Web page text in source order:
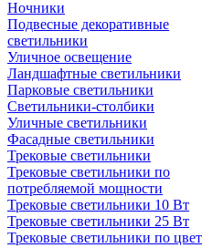
Ночники
Подвесные декоративные
светильники
Уличное освещение
Ландшафтные светильники
Парковые светильники
Светильники-столбики
Уличные светильники
Фасадные светильники
Трековые светильники
Трековые светильники по
потребляемой мощности
Трековые светильники 10 Вт
Трековые светильники 25 Вт
Трековые светильники по